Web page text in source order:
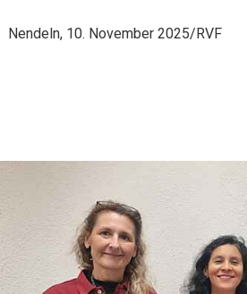
Nendeln, 10. November 2025/RVF